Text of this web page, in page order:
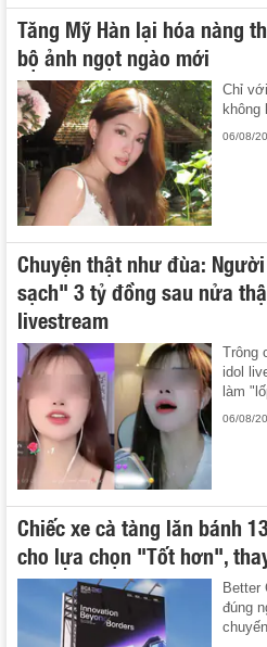
Tăng Mỹ Hàn lại hóa nàng
bộ ảnh ngọt ngào mới
Chỉ
không
06/08/
Chuyện thật như đùa:
sạch" 3 tỷ đồng sau nửa
livestream
Trông
idol
làm
06/08/
Chiếc xe cà tàng lăn bánh
cho lựa chọn "Tốt hơn",
Better
đúng
chuyến